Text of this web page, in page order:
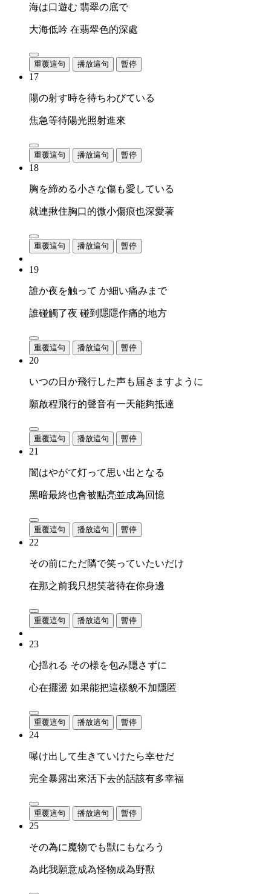
海は口遊む 翡翠の底で
大海低吟 在翡翠色的深處
重覆這句 播放這句 暫停
17
陽の射す時を待ちわびている
焦急等待陽光照射進來
重覆這句 播放這句 暫停
18
胸を締める小さな傷も愛している
就連揪住胸口的微小傷痕也深愛著
重覆這句 播放這句 暫停
19
誰か夜を触って か細い痛みまで
誰碰觸了夜 碰到隱隱作痛的地方
重覆這句 播放這句 暫停
20
いつの日か飛行した声も届きますように
願啟程飛行的聲音有一天能夠抵達
重覆這句 播放這句 暫停
21
闇はやがて灯って思い出となる
黑暗最終也會被點亮並成為回憶
重覆這句 播放這句 暫停
22
その前にただ隣で笑っていたいだけ
在那之前我只想笑著待在你身邊
重覆這句 播放這句 暫停
23
心揺れる その様を包み隠さずに
心在擺盪 如果能把這樣貌不加隱匿
重覆這句 播放這句 暫停
24
曝け出して生きていけたら幸せだ
完全暴露出來活下去的話該有多幸福
重覆這句 播放這句 暫停
25
その為に魔物でも獣にもなろう
為此我願意成為怪物成為野獸